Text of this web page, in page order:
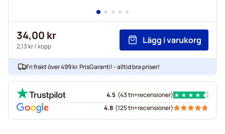
34,00 kr
2,13 kr/ kopp
Lägg i varukorg
Fri frakt över 499 kr. PrisGaranti! - alltid bra priser!
4.5 (43 tn+recensioner)
4.8 (125 tn+recensioner)